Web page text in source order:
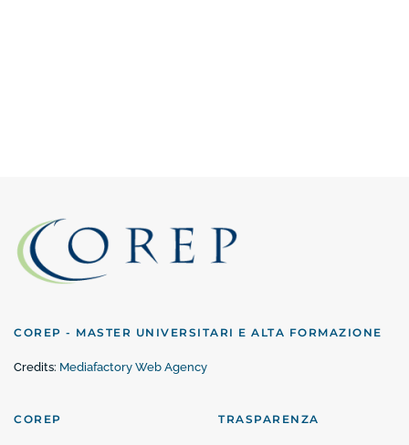
COREP - MASTER UNIVERSITARI E ALTA FORMAZIONE
Credits: Mediafactory Web Agency
COREP TRASPARENZA